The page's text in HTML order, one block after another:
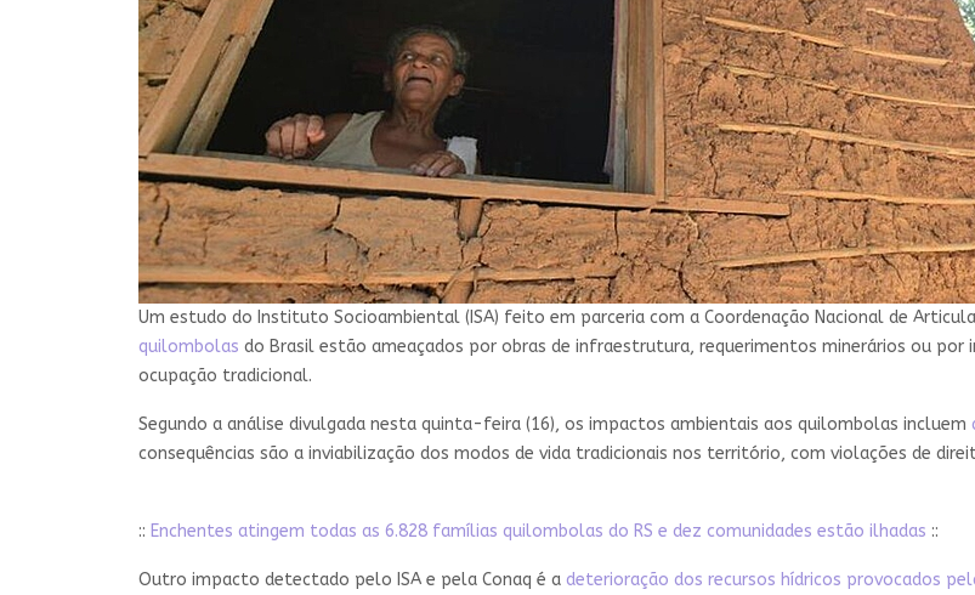
Um estudo do Instituto Socioambiental (ISA) feito em parceria com a Coordenação Nacional de
quilombolas do Brasil estão ameaçados por obras de infraestrutura, requerimentos minerários ou
ocupação tradicional.
Segundo a análise divulgada nesta quinta-feira (16), os impactos ambientais aos quilombolas incluem
consequências são a inviabilização dos modos de vida tradicionais nos território, com violações de
:: Enchentes atingem todas as 6.828 famílias quilombolas do RS e dez comunidades estão ilhadas ::
Outro impacto detectado pelo ISA e pela Conaq é a deterioração dos recursos hídricos provocados